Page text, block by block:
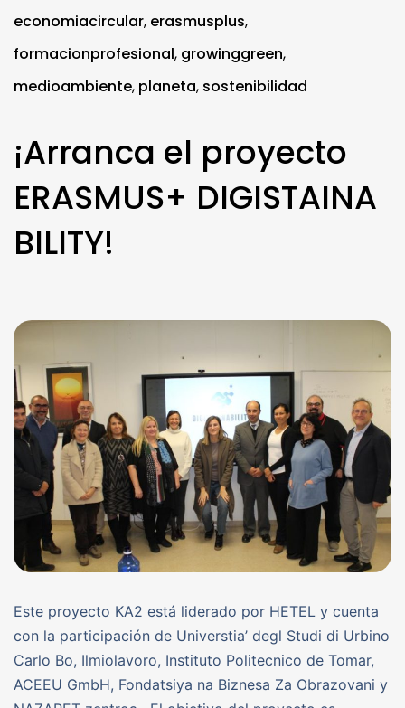
economiacircular, erasmusplus,
formacionprofesional, growinggreen,
medioambiente, planeta, sostenibilidad
¡Arranca el proyecto
ERASMUS+ DIGISTAINA
BILITY!
Este proyecto KA2 está liderado por HETEL y cuenta
con la participación de Universtia’ degl Studi di Urbino
Carlo Bo, Ilmiolavoro, Instituto Politecnico de Tomar,
ACEEU GmbH, Fondatsiya na Biznesa Za Obrazovani y